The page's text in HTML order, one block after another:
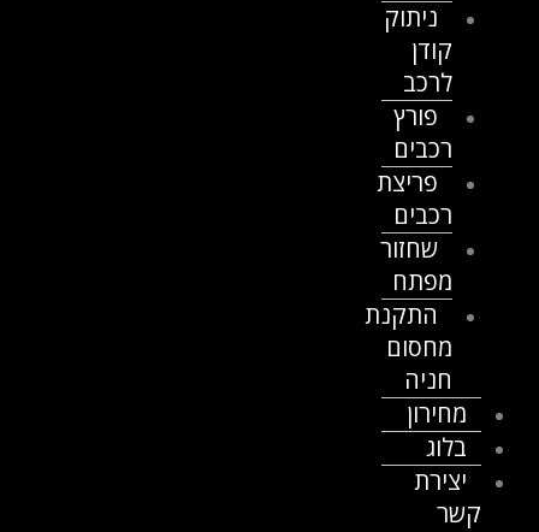
ניתוק
לרכב
פורץ
רכבים
פריצת
רכבים
שחזור
מפתח
התקנת
מחסום
חניה
מחירון
בלוג
יצירת
קשר